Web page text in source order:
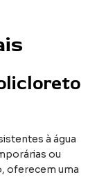
à água
ou
oferecem uma